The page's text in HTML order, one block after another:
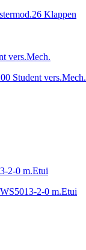
Klappen
Student vers.Mech.
2-0 m.Etui